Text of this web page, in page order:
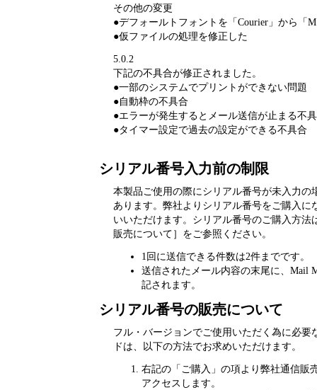
その他の変更
●デフォールトフォントを「Courier」から「
●仮ファイルの処理を修正した
5.0.2
下記の不具合が修正されました。
●一部のシステムでプリントができない問題
●自動枠の不具合
●エラーが発生するとメール送信が止まる不
●タイマー設定で過去の設定ができる不具合
シリアル番号入力前の制限
本製品ご使用の際にシリアル番号が未入力の
あります。弊社よりシリアル番号をご購入に
いいただけます。シリアル番号のご購入方法
販売について］をご参照ください。
1回に送信できる件数は2件までです。
送信されたメール内容の末尾に、Mail
記されます。
シリアル番号の販売について
フル・バージョンでご使用いただく為に必要
ドは、以下の方法でお求めいただけます。
右記の「ご購入」の項より弊社通信販
アクセスします。